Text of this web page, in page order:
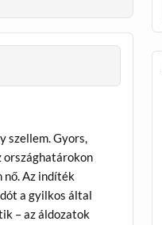
szellem. Gyors,
országhatárokon
Az indíték
a gyilkos által
– az áldozatok